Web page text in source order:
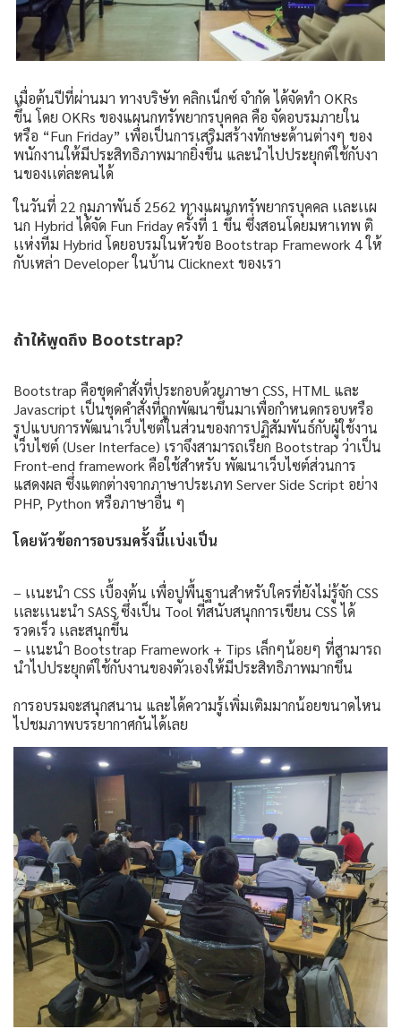
เมื่อต้นปีที่ผ่านมา ทางบริษัท คลิกเน็กซ์ จำกัด ได้จัดทำ OKRs
ขึ้น โดย OKRs ของแผนกทรัพยากรบุคคล คือ จัดอบรมภายใน
หรือ “Fun Friday” เพื่อเป็นการเสริมสร้างทักษะด้านต่างๆ ของ
พนักงานให้มีประสิทธิภาพมากยิ่งขึ้น และนำไปประยุกต์ใช้กับงา
นของเเต่ละคนได้
ในวันที่ 22 กุมภาพันธ์ 2562 ทางแผนกทรัพยากรบุคคล เเละเเผ
นก Hybrid ได้จัด Fun Friday ครั้งที่ 1 ขึ้น ซึ่งสอนโดยมหาเทพ ติ
เเห่งทีม Hybrid โดยอบรมในหัวข้อ Bootstrap Framework 4 ให้
กับเหล่า Developer ในบ้าน Clicknext ของเรา
ถ้าให้พูดถึง Bootstrap?
Bootstrap คือชุดคำสั่งที่ประกอบด้วยภาษา CSS, HTML และ
Javascript เป็นชุดคำสั่งที่ถูกพัฒนาขึ้นมาเพื่อกำหนดกรอบหรือ
รูปแบบการพัฒนาเว็บไซต์ในส่วนของการปฏิสัมพันธ์กับผู้ใช้งาน
เว็บไซต์ (User Interface) เราจึงสามารถเรียก Bootstrap ว่าเป็น
Front-end framework คือใช้สำหรับ พัฒนาเว็บไซต์ส่วนการ
แสดงผล ซึ่งแตกต่างจากภาษาประเภท Server Side Script อย่าง
PHP, Python หรือภาษาอื่น ๆ
โดยหัวข้อการอบรมครั้งนี้เเบ่งเป็น
– เเนะนำ CSS เบื้องต้น เพื่อปูพื้นฐานสำหรับใครที่ยังไม่รู้จัก CSS
เเละเเนะนำ SASS ซึ่งเป็น Tool ที่สนับสนุกการเขียน CSS ได้
รวดเร็ว เเละสนุกขึ้น
– เเนะนำ Bootstrap Framework + Tips เล็กๆน้อยๆ ที่สามารถ
นำไปประยุกต์ใช้กับงานของตัวเองให้มีประสิทธิภาพมากขึ้น
การอบรมจะสนุกสนาน และได้ความรู้เพิ่มเติมมากน้อยขนาดไหน
ไปชมภาพบรรยากาศกันได้เลย